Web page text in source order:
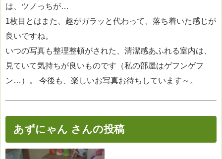
は、ツノっちが…
1枚目とはまた、趣がガラッと代わって、落ち着いた感じが
良いですね。
いつの写真も整理整頓がされた、清潔感あふれる室内は、
見ていて気持ちが良いものです（私の部屋はゲフンゲフ
ン…）。 今後も、楽しいお写真お待ちしています～。
あずにゃん さんの投稿